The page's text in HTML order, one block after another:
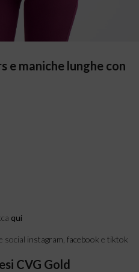
e maniche lunghe con
qui
social instagram facebook e tiktok
CVG Gold